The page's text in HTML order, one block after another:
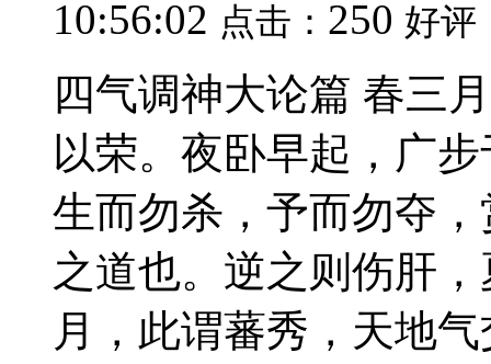
10:56:02 点击： 250 好评
四气调神大论篇 春三
以荣。夜卧早起，广
生而勿杀，予而勿夺
之道也。逆之则伤肝
月，此谓蕃秀，天地